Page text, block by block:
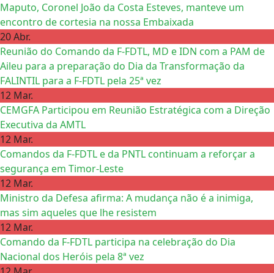
Maputo, Coronel João da Costa Esteves, manteve um
encontro de cortesia na nossa Embaixada
20 Abr.
Reunião do Comando da F-FDTL, MD e IDN com a PAM de
Aileu para a preparação do Dia da Transformação da
FALINTIL para a F-FDTL pela 25ª vez
12 Mar.
CEMGFA Participou em Reunião Estratégica com a Direção
Executiva da AMTL
12 Mar.
Comandos da F-FDTL e da PNTL continuam a reforçar a
segurança em Timor-Leste
12 Mar.
Ministro da Defesa afirma: A mudança não é a inimiga,
mas sim aqueles que lhe resistem
12 Mar.
Comando da F-FDTL participa na celebração do Dia
Nacional dos Heróis pela 8ª vez